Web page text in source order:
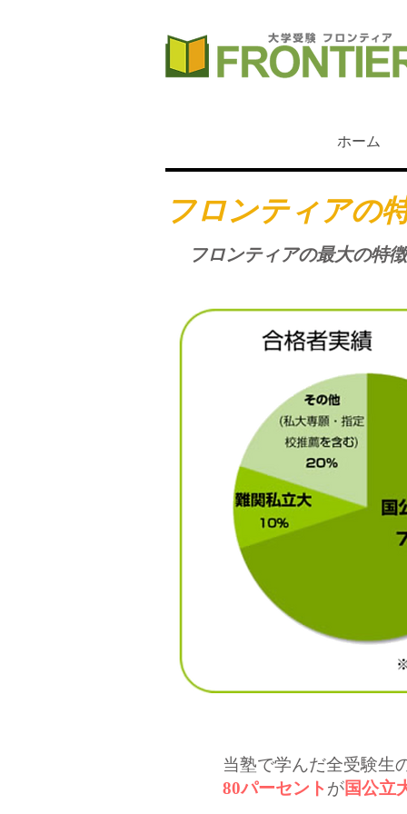
フロンティアの
フロンティアの最大の特
当塾で学んだ全受験生
80パーセントが国公立
ホーム